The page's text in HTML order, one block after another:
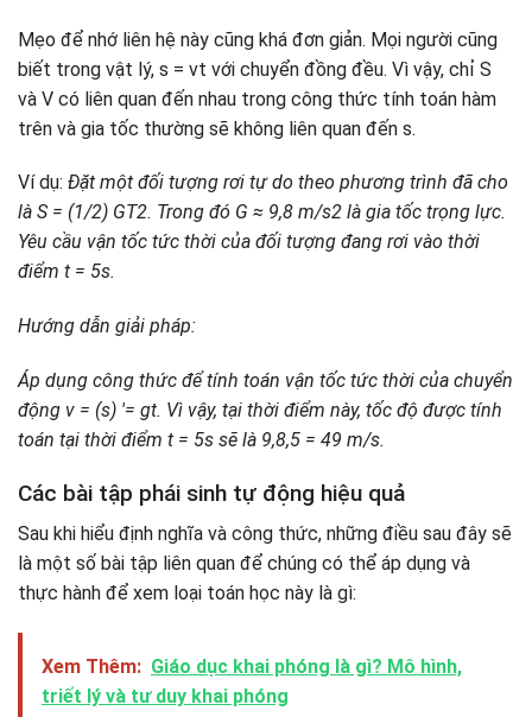
Mẹo để nhớ liên hệ này cũng khá đơn giản. Mọi người cũng
biết trong vật lý, s = vt với chuyển đồng đều. Vì vậy, chỉ S
và V có liên quan đến nhau trong công thức tính toán hàm
trên và gia tốc thường sẽ không liên quan đến s.
Ví dụ: Đặt một đối tượng rơi tự do theo phương trình đã cho
là S = (1/2) GT2. Trong đó G ≈ 9,8 m/s2 là gia tốc trọng lực.
Yêu cầu vận tốc tức thời của đối tượng đang rơi vào thời
điểm t = 5s.
Hướng dẫn giải pháp:
Áp dụng công thức để tính toán vận tốc tức thời của chuyển
động v = (s) '= gt. Vì vậy, tại thời điểm này, tốc độ được tính
toán tại thời điểm t = 5s sẽ là 9,8,5 = 49 m/s.
Các bài tập phái sinh tự động hiệu quả
Sau khi hiểu định nghĩa và công thức, những điều sau đây sẽ
là một số bài tập liên quan để chúng có thể áp dụng và
thực hành để xem loại toán học này là gì:
Xem Thêm: Giáo dục khai phóng là gì? Mô hình,
triết lý và tư duy khai phóng